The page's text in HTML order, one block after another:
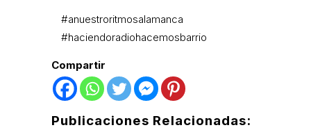
#anuestroritmosalamanca
#haciendoradiohacemosbarrio
Compartir
Publicaciones Relacionadas: